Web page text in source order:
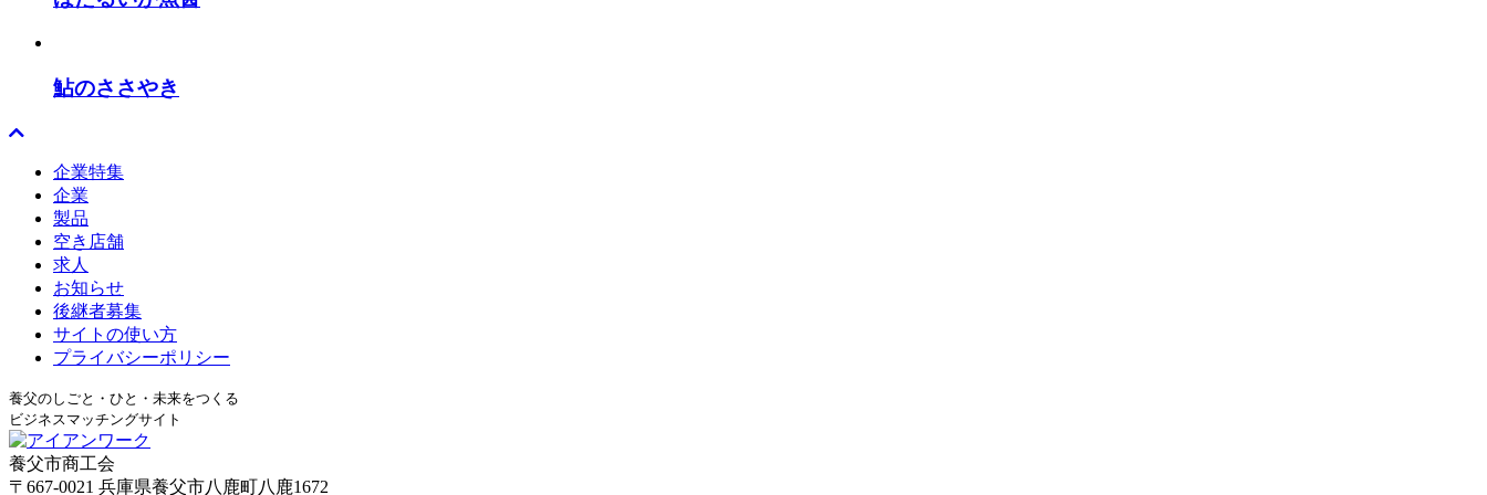
鮎のささやき
企業特集
企業
製品
空き店舗
求人
お知らせ
後継者募集
サイトの使い方
プライバシーポリシー
養父のしごと・ひと・未来をつくる
ビジネスマッチングサイト
養父市商工会
〒667-0021 兵庫県養父市八鹿町八鹿1672